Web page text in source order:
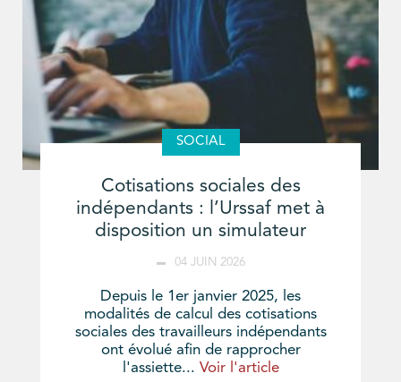
SOCIAL
Cotisations sociales des
indépendants : l’Urssaf met à
disposition un simulateur
04 JUIN 2026
Depuis le 1er janvier 2025, les
modalités de calcul des cotisations
sociales des travailleurs indépendants
ont évolué afin de rapprocher
l'assiette... Voir l'article